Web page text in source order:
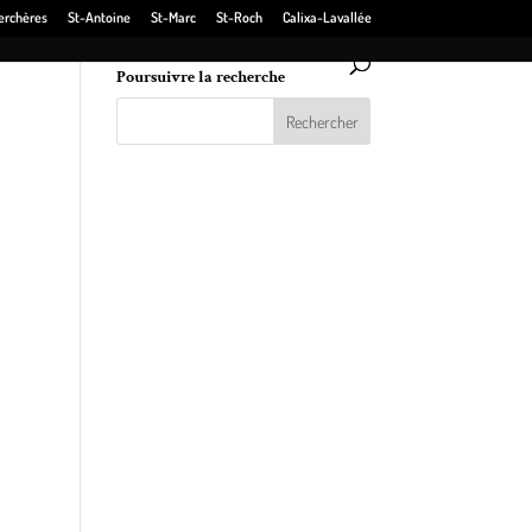
St-Antoine St-Marc St-Roch Calixa-Lavallée
Poursuivre la recherche